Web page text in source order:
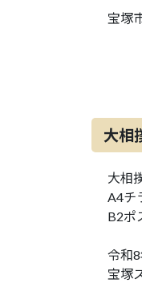
宝塚
大相
大相
A4チ
B2ポ
令和
宝塚